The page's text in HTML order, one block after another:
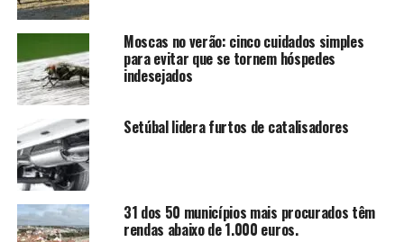
Moscas no verão: cinco cuidados simples
para evitar que se tornem hóspedes
indesejados
Setúbal lidera furtos de catalisadores
31 dos 50 municípios mais procurados têm
rendas abaixo de 1.000 euros.